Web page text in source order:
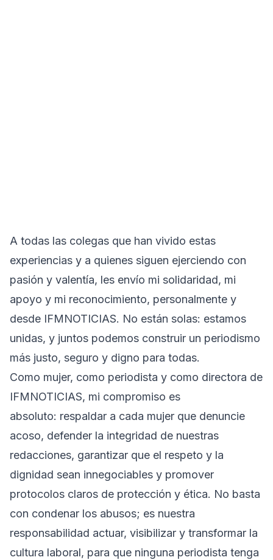
A todas las colegas que han vivido estas
experiencias y a quienes siguen ejerciendo con
pasión y valentía, les envío mi solidaridad, mi
apoyo y mi reconocimiento, personalmente y
desde IFMNOTICIAS. No están solas: estamos
unidas, y juntos podemos construir un periodismo
más justo, seguro y digno para todas.
Como mujer, como periodista y como directora de
IFMNOTICIAS, mi compromiso es
absoluto: respaldar a cada mujer que denuncie
acoso, defender la integridad de nuestras
redacciones, garantizar que el respeto y la
dignidad sean innegociables y promover
protocolos claros de protección y ética. No basta
con condenar los abusos; es nuestra
responsabilidad actuar, visibilizar y transformar la
cultura laboral, para que ninguna periodista tenga